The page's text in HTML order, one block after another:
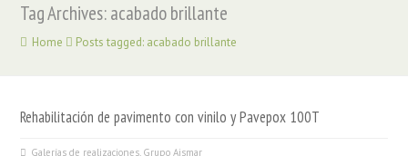
Tag Archives: acabado brillante
Home Posts tagged: acabado brillante
Rehabilitación de pavimento con vinilo y Pavepox 100T
Galerías de realizaciones, Grupo Aismar